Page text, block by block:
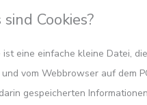
Cookies?
ist eine einfache kleine Datei,
vom Webbrowser auf dem
gespeicherten